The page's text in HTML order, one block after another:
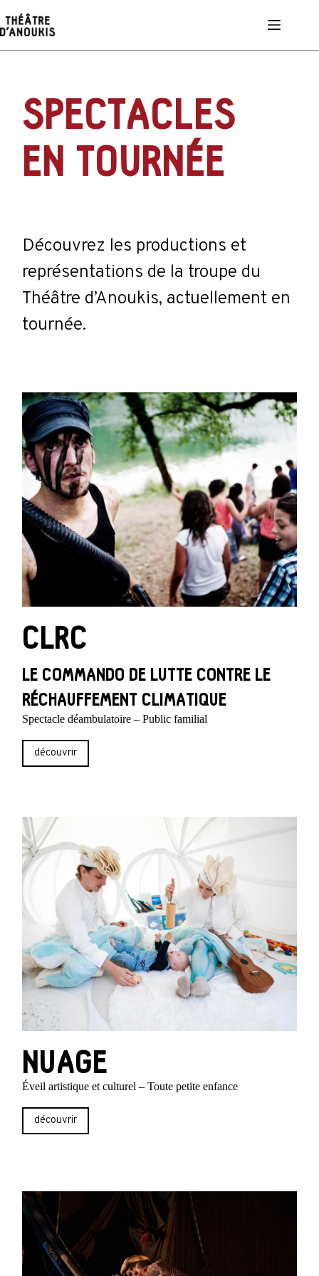
au
contenu
SPECTACLES
EN TOURNÉE
Découvrez les productions et
représentations de la troupe du
Théâtre d’Anoukis, actuellement en
tournée.
CLRC
LE COMMANDO DE LUTTE CONTRE LE
RÉCHAUFFEMENT CLIMATIQUE
Spectacle déambulatoire – Public familial
découvrir
NUAGE
Éveil artistique et culturel – Toute petite enfance
découvrir